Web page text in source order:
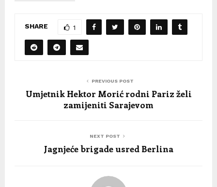
SHARE 1
PREVIOUS POST
Umjetnik Hektor Morić rodni Pariz želi
zamijeniti Sarajevom
NEXT POST
Jagnjeće brigade usred Berlina